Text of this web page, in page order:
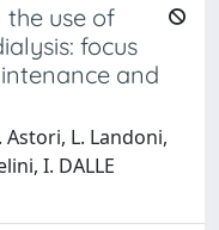
use of
focus
and
Astori, L. Landoni,
I. DALLE